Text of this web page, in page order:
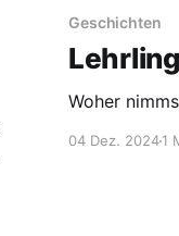
Geschichten
Woher
04 Dez. 20241